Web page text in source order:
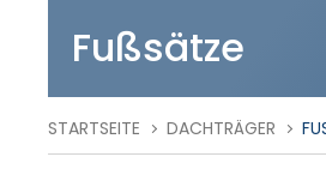
Fußsätze
STARTSEITE DACHTRÄGER